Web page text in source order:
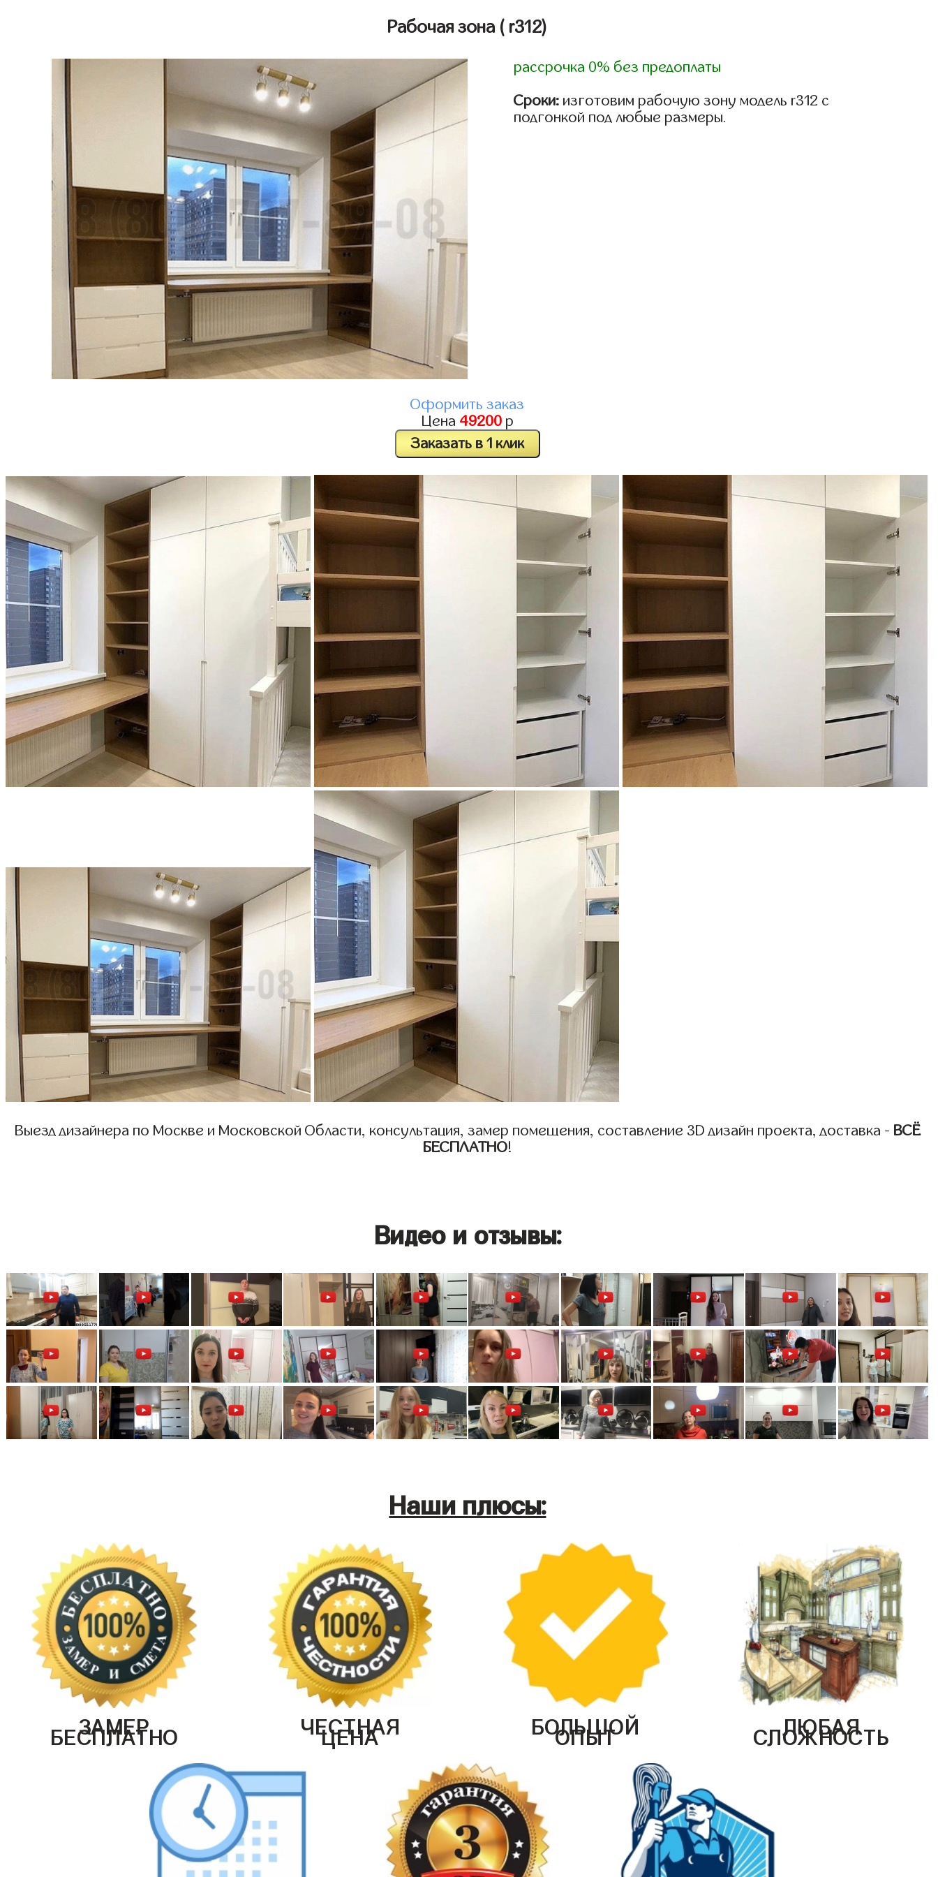
Рабочая зона ( r312)
рассрочка 0% без предоплаты
Сроки: изготовим рабочую зону модель r312 с
подгонкой под любые размеры.
Оформить заказ
Цена 49200р
Заказать в 1 клик
Выезд дизайнера по Москве и Московской Области, консультация, замер помещения, составление 3D дизайн проекта, доставка - ВСЁ
БЕСПЛАТНО!
Видео и отзывы:
Наши плюсы:
ЗАМЕР
БЕСПЛАТНО ЧЕСТНАЯ
ЦЕНА БОЛЬШОЙ
ОПЫТ ЛЮБАЯ
СЛОЖНОСТЬ